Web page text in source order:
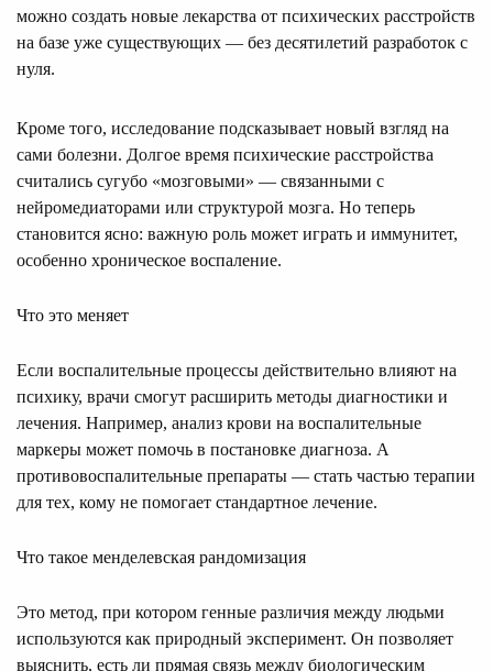
можно создать новые лекарства от психических расстройств
на базе уже существующих — без десятилетий разработок с
нуля.
Кроме того, исследование подсказывает новый взгляд на
сами болезни. Долгое время психические расстройства
считались сугубо «мозговыми» — связанными с
нейромедиаторами или структурой мозга. Но теперь
становится ясно: важную роль может играть и иммунитет,
особенно хроническое воспаление.
Что это меняет
Если воспалительные процессы действительно влияют на
психику, врачи смогут расширить методы диагностики и
лечения. Например, анализ крови на воспалительные
маркеры может помочь в постановке диагноза. А
противовоспалительные препараты — стать частью терапии
для тех, кому не помогает стандартное лечение.
Что такое менделевская рандомизация
Это метод, при котором генные различия между людьми
используются как природный эксперимент. Он позволяет
выяснить, есть ли прямая связь между биологическим